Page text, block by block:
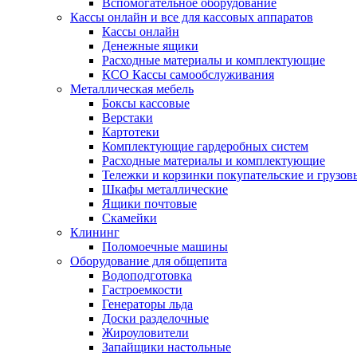
Вспомогательное оборудование
Кассы онлайн и все для кассовых аппаратов
Кассы онлайн
Денежные ящики
Расходные материалы и комплектующие
КСО Кассы самообслуживания
Металлическая мебель
Боксы кассовые
Верстаки
Картотеки
Комплектующие гардеробных систем
Расходные материалы и комплектующие
Тележки и корзинки покупательские и
Шкафы металлические
Ящики почтовые
Скамейки
Клининг
Поломоечные машины
Оборудование для общепита
Водоподготовка
Гастроемкости
Генераторы льда
Доски разделочные
Жироуловители
Запайщики настольные